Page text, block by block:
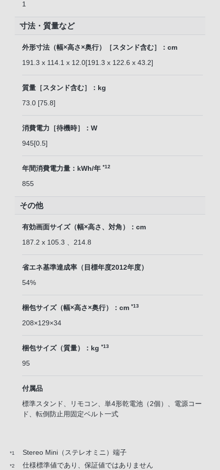
1
寸法・質量など
外形寸法（幅×高さ×奥行）［スタンド含む］：cm
191.3 x 114.1 x 12.0[191.3 x 122.6 x 43.2]
質量［スタンド含む］：kg
73.0 [75.8]
消費電力［待機時］：W
945[0.5]
年間消費電力量：kWh/年 *12
855
その他
有効画面サイズ（幅×高さ、対角）：cm
187.2 x 105.3 、214.8
省エネ基準達成率（目標年度2012年度）
54%
梱包サイズ（幅×高さ×奥行）：cm *13
208×129×34
梱包サイズ（質量）：kg *13
95
付属品
標準スタンド、リモコン、単4形乾電池（2個）、電源コー
ド、転倒防止用固定ベルト一式
*1 Stereo Mini（ステレオミニ）端子
*2 仕様標準値であり、保証値ではありません